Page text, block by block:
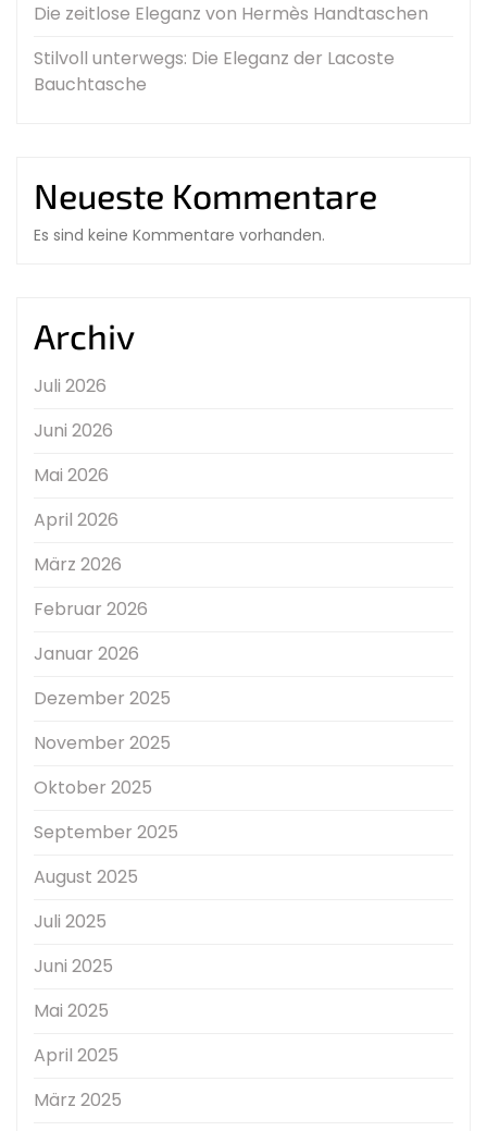
Die zeitlose Eleganz von Hermès Handtaschen
Stilvoll unterwegs: Die Eleganz der Lacoste
Bauchtasche
Neueste Kommentare
Es sind keine Kommentare vorhanden.
Archiv
Juli 2026
Juni 2026
Mai 2026
April 2026
März 2026
Februar 2026
Januar 2026
Dezember 2025
November 2025
Oktober 2025
September 2025
August 2025
Juli 2025
Juni 2025
Mai 2025
April 2025
März 2025